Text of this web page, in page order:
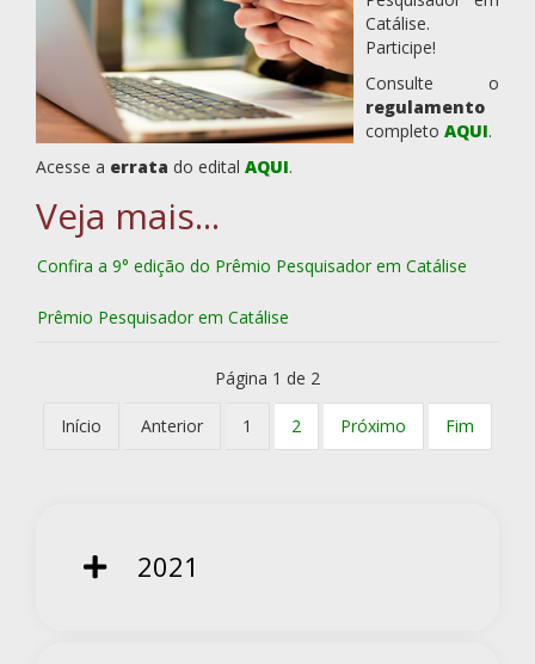
Catálise.
Participe!
Consulte o
regulamento
completo AQUI.
Acesse a errata do edital AQUI.
Confira a 9° edição do Prêmio Pesquisador em Catálise
Prêmio Pesquisador em Catálise
Página 1 de 2
Início Anterior 1 2 Próximo Fim
2021